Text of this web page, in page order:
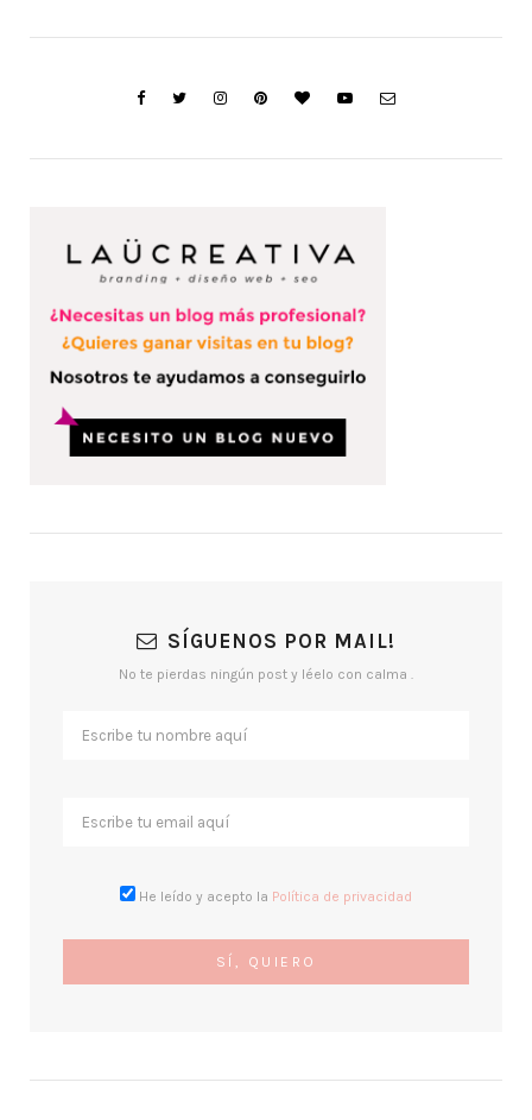
SÍGUENOS POR MAIL!
No te pierdas ningún post y léelo con calma .
He leído y acepto la Política de privacidad